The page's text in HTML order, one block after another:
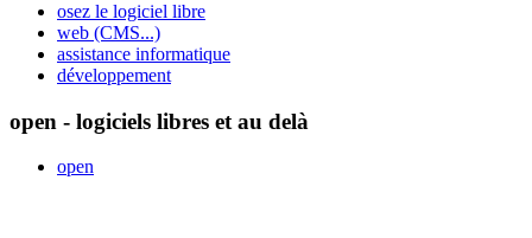
osez le logiciel libre
web (CMS...)
assistance informatique
développement
open - logiciels libres et au delà
open